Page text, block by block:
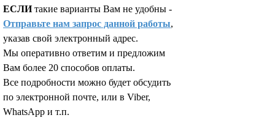
ЕСЛИтакие варианты Вам не удобны -
Отправьте нам запрос данной работы,
указав свой электронный адрес.
Мы оперативно ответим и предложим
Вам более 20 способов оплаты.
Все подробности можно будет обсудить
по электронной почте, или в Viber,
WhatsApp и т.п.